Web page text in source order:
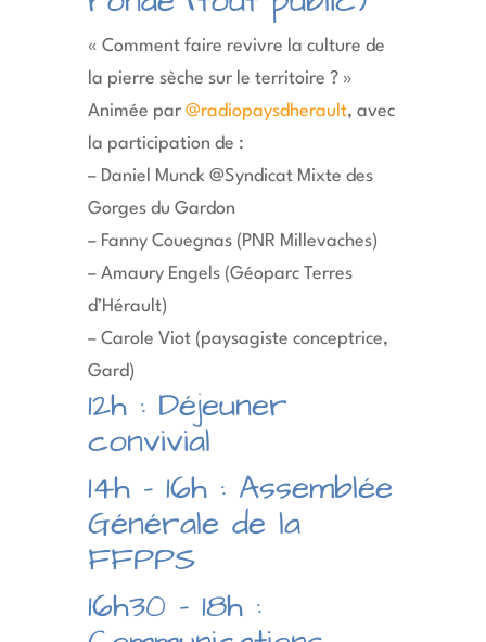
« Comment faire revivre la culture de
la pierre sèche sur le territoire ? »
Animée par @radiopaysdherault, avec
la participation de :
– Daniel Munck @Syndicat Mixte des
Gorges du Gardon
– Fanny Couegnas (PNR Millevaches)
– Amaury Engels (Géoparc Terres
d’Hérault)
– Carole Viot (paysagiste conceptrice,
Gard)
12h : Déjeuner
convivial
14h – 16h : Assemblée
Générale de la
FFPPS
16h30 – 18h :